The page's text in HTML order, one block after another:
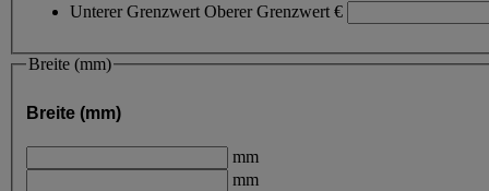
Unterer Grenzwert Oberer Grenzwert €
Breite (mm)
Breite (mm)
mm
mm